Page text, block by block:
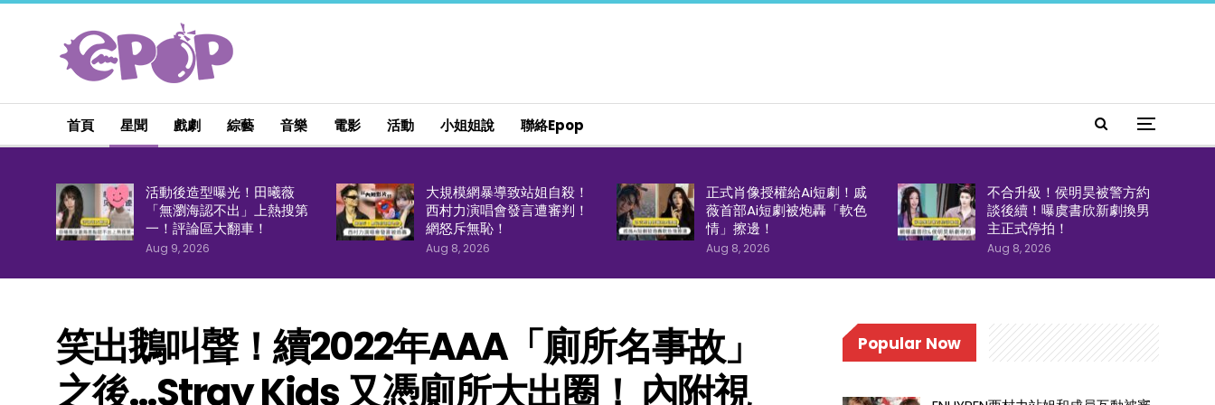
首頁 星聞 戲劇 綜藝 音樂 電影 活動 小姐姐說 聯絡epop
活動後造型曝光！田曦薇
「無瀏海認不出」上熱搜第
一！評論區大翻車！
Aug 9, 2026
大規模網暴導致站姐自殺！
西村力演唱會發言遭審判！
網怒斥無恥！
Aug 8, 2026
正式肖像授權給Ai短劇！戚
薇首部Ai短劇被炮轟「軟色
情」擦邊！
Aug 8, 2026
不合升級！侯明昊被警方約
談後續！曝虞書欣新劇換男
主正式停拍！
Aug 8, 2026
笑出鵝叫聲！續2022年AAA「廁所名事故」
之後…Stray Kids 又憑廁所大出圈！ 內附視
Popular Now